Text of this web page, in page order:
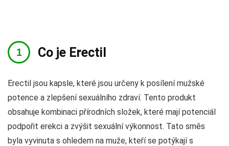
Co je Erectil
Erectil jsou kapsle, které jsou určeny k posílení mužské
potence a zlepšení sexuálního zdraví. Tento produkt
obsahuje kombinaci přírodních složek, které mají potenciál
podpořit erekci a zvýšit sexuální výkonnost. Tato směs
byla vyvinuta s ohledem na muže, kteří se potýkají s